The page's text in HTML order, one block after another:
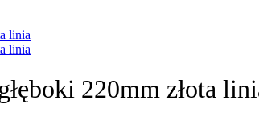
220mm złota